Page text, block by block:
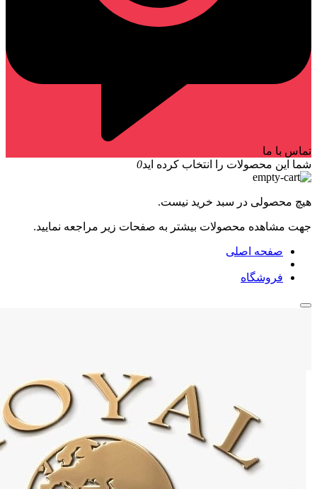
تماس با ما
شما این محصولات را انتخاب کرده اید0
هیچ محصولی در سبد خرید نیست.
جهت مشاهده محصولات بیشتر به صفحات زیر مراجعه نمایید.
صفحه اصلی
فروشگاه